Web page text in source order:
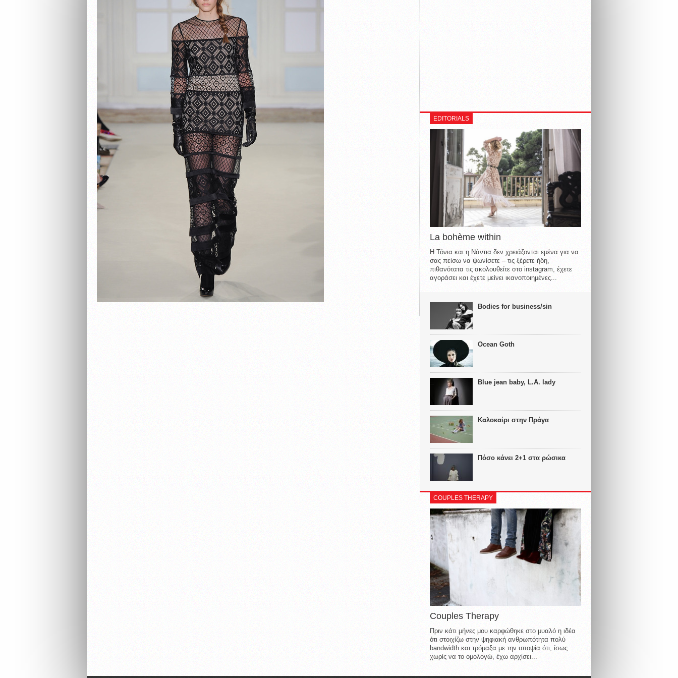
EDITORIALS
La bohème within
Η Τόνια και η Νάντια δεν χρειάζονται εμένα για να
σας πείσω να ψωνίσετε – τις ξέρετε ήδη,
πιθανότατα τις ακολουθείτε στο instagram, έχετε
αγοράσει και έχετε μείνει ικανοποιημένες...
Bodies for business/sin
Ocean Goth
Blue jean baby, L.A. lady
Καλοκαίρι στην Πράγα
Πόσο κάνει 2+1 στα ρώσικα
COUPLES THERAPY
Couples Therapy
Πριν κάτι μήνες μου καρφώθηκε στο μυαλό η ιδέα
ότι στοιχίζω στην ψηφιακή ανθρωπότητα πολύ
bandwidth και τρόμαξα με την υποψία ότι, ίσως
χωρίς να το ομολογώ, έχω αρχίσει...